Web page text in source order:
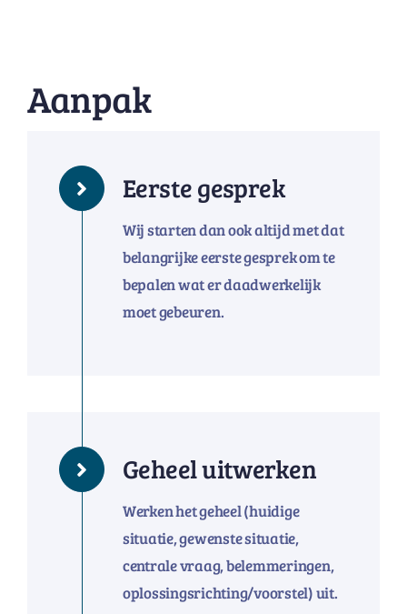
Aanpak
Eerste gesprek
Wij starten dan ook altijd met dat
belangrijke eerste gesprek om te
bepalen wat er daadwerkelijk
moet gebeuren.
Geheel uitwerken
Werken het geheel (huidige
situatie, gewenste situatie,
centrale vraag, belemmeringen,
oplossingsrichting/voorstel) uit.